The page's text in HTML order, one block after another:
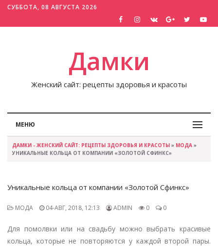
СУББОТА, 08 АВГУСТА 2026
Дамки
Женский сайт: рецепты здоровья и красоты
МЕНЮ
ДАМКИ - ЖЕНСКИЙ САЙТ: РЕЦЕПТЫ ЗДОРОВЬЯ И КРАСОТЫ » МОДА »
УНИКАЛЬНЫЕ КОЛЬЦА ОТ КОМПАНИИ «ЗОЛОТОЙ СФИНКС»
Уникальные кольца от компании «Золотой Сфинкс»
МОДА 04-АВГ, 2018, 12:13 ADMIN 0 0
Для помолвки или на свадьбу можно выбрать красивые
кольца, которые не повторяются у каждой второй пары.